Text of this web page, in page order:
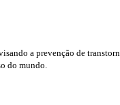
a prevenção de
do mundo.